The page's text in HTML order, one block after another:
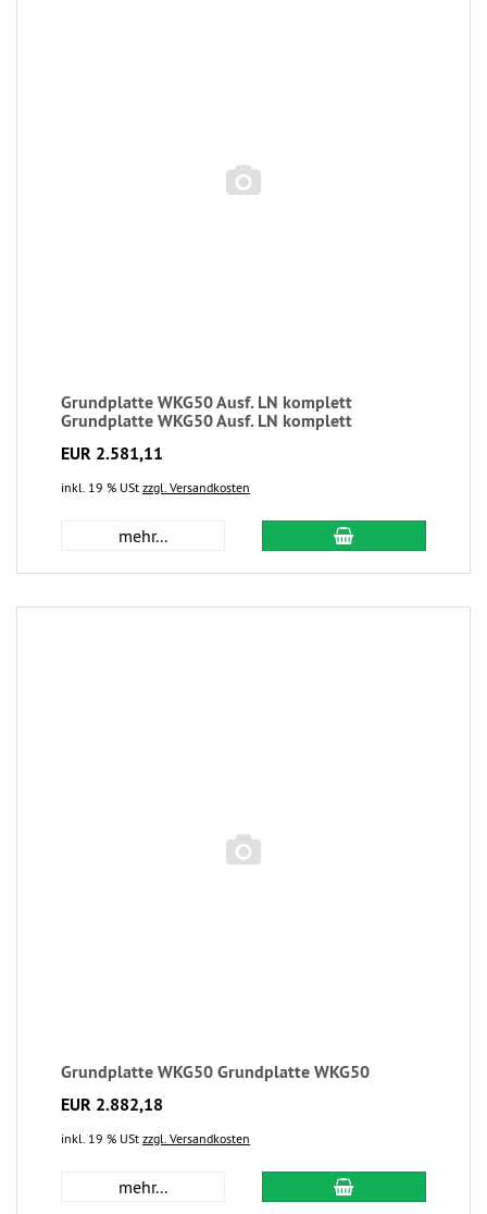
Grundplatte WKG50 Ausf. LN komplett
Grundplatte WKG50 Ausf. LN komplett
EUR 2.581,11
inkl. 19 % USt zzgl. Versandkosten
mehr...
Grundplatte WKG50 Grundplatte WKG50
EUR 2.882,18
inkl. 19 % USt zzgl. Versandkosten
mehr...